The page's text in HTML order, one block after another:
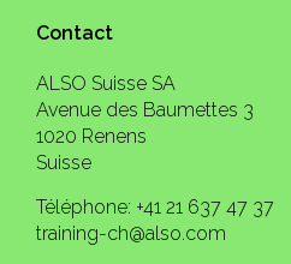
Contact
ALSO Suisse SA
Avenue des Baumettes 3
1020 Renens
Suisse
Téléphone: +41 21 637 47 37
training-ch@also.com